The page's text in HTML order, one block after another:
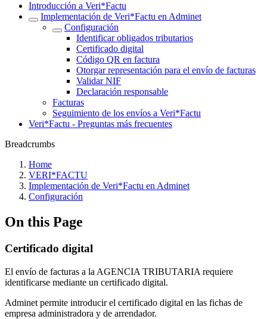
Introducción a Veri*Factu
Implementación de Veri*Factu en Adminet
Configuración
Identificar obligados tributarios
Certificado digital
Código QR en factura
Otorgar representación para el envío de facturas
Validar NIF
Declaración responsable
Facturas
Seguimiento de los envíos a Veri*Factu
Veri*Factu - Preguntas más frecuentes
Breadcrumbs
Home
VERI*FACTU
Implementación de Veri*Factu en Adminet
Configuración
On this Page
Certificado digital
El envío de facturas a la AGENCIA TRIBUTARIA requiere
identificarse mediante un certificado digital.
Adminet permite introducir el certificado digital en las fichas de
empresa administradora y de arrendador.